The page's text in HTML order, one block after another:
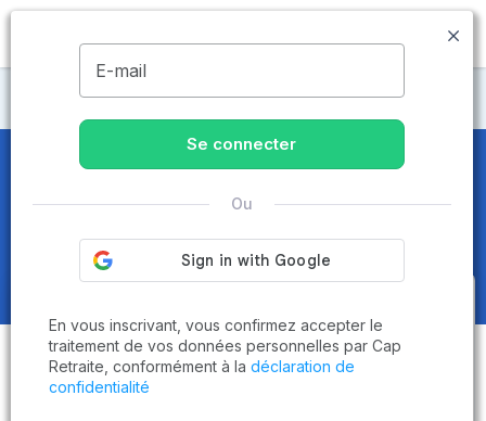
MENU
Maisons de retraite Vendée
Maisons de retraite et EHPAD
La Gaubretière (85130)
Obtenez le
comparatif des
établissementsadaptés à vos
critères en 3 minutes !
E-mail
Se connecter
Ou
En vous inscrivant, vous confirmez accepter le
traitement de vos données personnelles par Cap
Retraite, conformément à la déclaration de
confidentialité